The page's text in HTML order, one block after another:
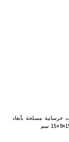
مسلحة بأبعاد
سم